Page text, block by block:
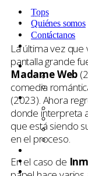
Tops
Quiénes somos
Contáctanos
Cine
Festivales
Reseñas
Televisión
Amazon
Disney
HBO
Netflix
Tops
Quiénes somos
Ruiloba 0 Comments
Like
La última vez que
pantalla grande
Madame Web
comedia
(2023). Ahora
donde interpreta
que está siendo
en el proceso.
En el caso de